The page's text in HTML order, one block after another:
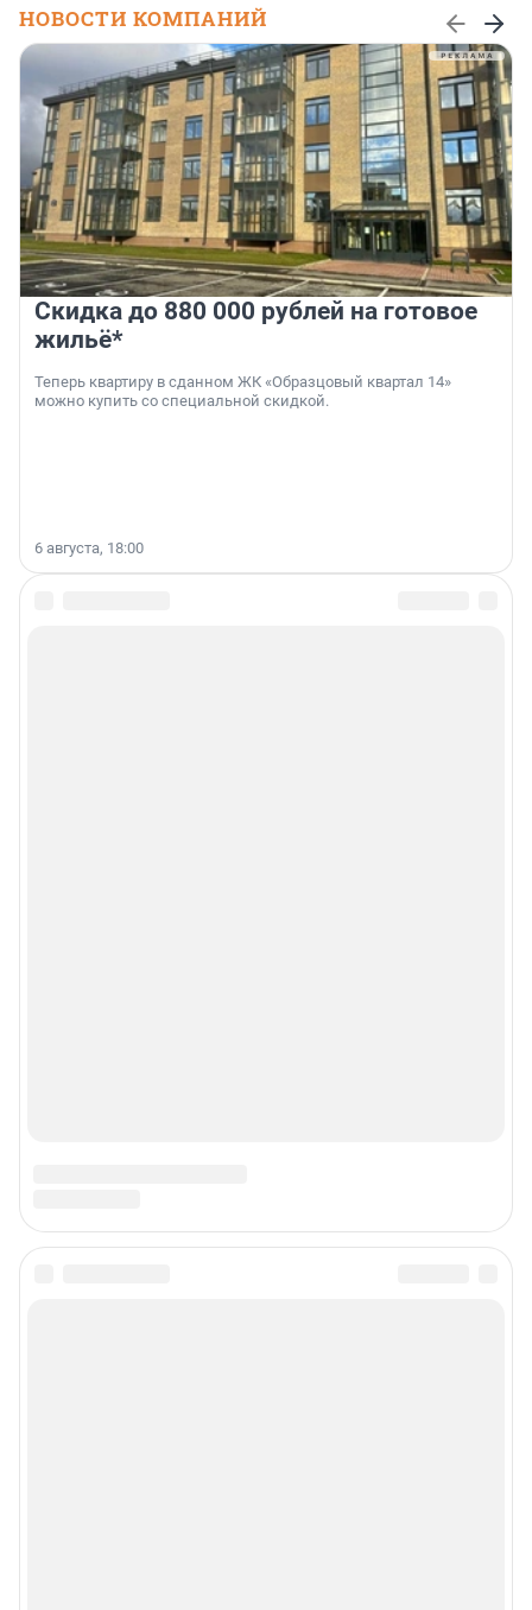
НОВОСТИ КОМПАНИЙ
Скидка до 880 000 рублей на готовое
жильё*
Теперь квартиру в сданном ЖК «Образцовый квартал 14»
можно купить со специальной скидкой.
6 августа, 18:00